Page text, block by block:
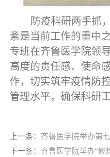
防疫科研两手抓
紊是当前工作的重中
专班在齐鲁医学院领
高度的责任感、使命
作，切实筑牢疫情防
管理水平，确保科研
上一条： 齐鲁医学院举办第
下一条： 齐鲁医学院举办“修